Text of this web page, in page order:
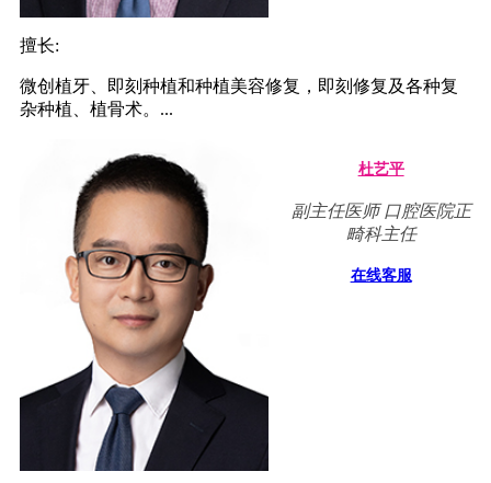
擅长:
微创植牙、即刻种植和种植美容修复，即刻修复及各种复
杂种植、植骨术。...
杜艺平
副主任医师 口腔医院正
畸科主任
在线客服